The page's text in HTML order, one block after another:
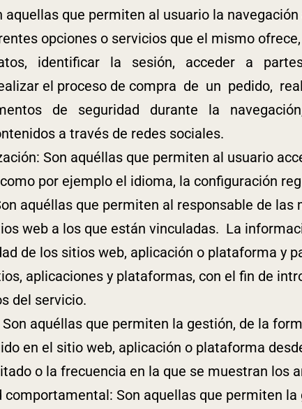
aquellas que permiten al usuario la
opciones o servicios que el mismo
identificar la sesión, acceder a partes
el proceso de compra de un pedido,
de seguridad durante la navegación,
a través de redes sociales.
Son aquéllas que permiten al usuario
por ejemplo el idioma, la configuración
aquéllas que permiten al responsable de
web a los que están vinculadas. La
de los sitios web, aplicación o plataforma y
aplicaciones y plataformas, con el fin de
del servicio.
aquéllas que permiten la gestión, de la
en el sitio web, aplicación o plataforma
o la frecuencia en la que se muestran los
comportamental: Son aquellas que permiten